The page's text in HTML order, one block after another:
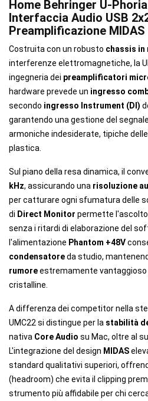
Home Behringer U-
Interfaccia Audio USB
Preamplificazione
Costruita con un robusto chassis in
interferenze elettromagnetiche, la
ingegneria dei preamplificatori
hardware prevede un ingresso
secondo ingresso Instrument (DI)
garantendo una gestione del
armoniche indesiderate, tipiche
plastica.
Sul piano della resa dinamica, il
kHz, assicurando una risoluzione
per catturare ogni sfumatura delle
di Direct Monitor permette l'ascolto
senza i ritardi di elaborazione del
l'alimentazione Phantom +48V
condensatoreda studio,
rumoreestremamente
cristalline.
A differenza dei competitor nella
UMC22 si distingue per la stabilità
nativa Core Audio su Mac, oltre al
L'integrazione del design MIDAS
standard qualitativi superiori,
(headroom) che evita il clipping
strumento più affidabile per chi